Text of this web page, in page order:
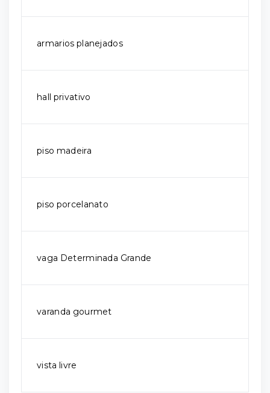
armarios planejados
hall privativo
piso madeira
piso porcelanato
vaga Determinada Grande
varanda gourmet
vista livre